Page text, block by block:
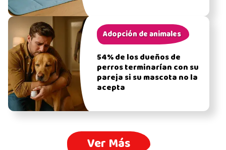
Adopción de animales
54% de los dueños de
perros terminarían con su
pareja si su mascota no la
acepta
Ver Más